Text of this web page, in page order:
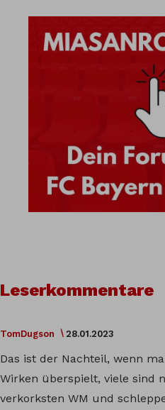
Leserkommentare
TomDugson 28.01.2023
Das ist der Nachteil, wenn
Wirken überspielt, viele sind
verkorksten WM und